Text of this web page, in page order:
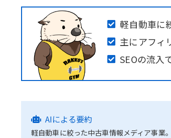
軽自動車に
主にアフィ
SEOの流入
AIによる要約
軽自動車に絞った中古車情報メディア事業。